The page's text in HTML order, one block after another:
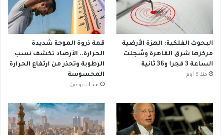
البحوث الفلكية: الهزة الأرضية
مركزها شرق القاهرة وسُجلت
الساعة 3 فجرا و36 ثانية
منذ 6 أيام
قمة ذروة الموجة شديدة
الحرارة.. الأرصاد تكشف نسب
الرطوبة وتحذر من ارتفاع الحرارة
المحسوسة
منذ أسبوعين